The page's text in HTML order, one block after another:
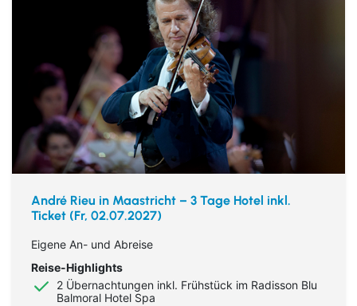
André Rieu in Maastricht – 3 Tage Hotel inkl.
Ticket (Fr, 02.07.2027)
Eigene An- und Abreise
Reise-Highlights
2 Übernachtungen inkl. Frühstück im Radisson Blu
Balmoral Hotel Spa